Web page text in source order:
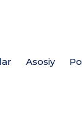
Asosiy